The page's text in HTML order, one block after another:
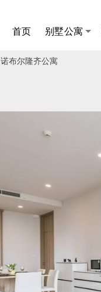
首页 别墅公寓
诺布尔隆齐公寓